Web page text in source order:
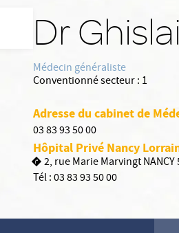
Dr
Médecin généraliste
Conventionné secteur : 1
Adresse du cabinet de
03 83 93 50 00
Hôpital Privé Nancy
2, rue Marie Marvingt NANCY
Tél :03 83 93 50 00